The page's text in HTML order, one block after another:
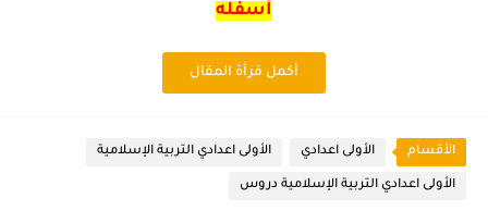
أسفله
أكمل قرأة المقال
الأقسام الأولى اعدادي الأولى اعدادي التربية الإسلامية
الأولى اعدادي التربية الإسلامية دروس